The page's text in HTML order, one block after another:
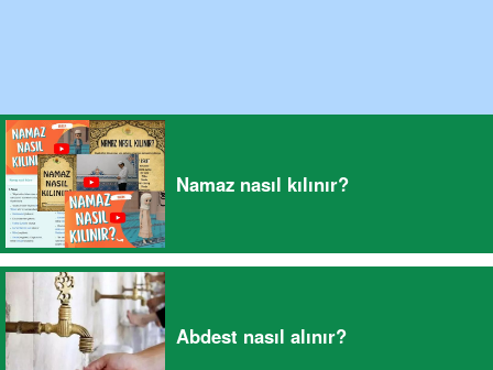
Namaz nasıl kılınır?
Abdest nasıl alınır?